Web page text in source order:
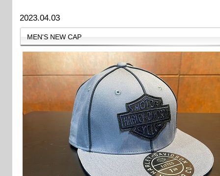
2023.04.03
MEN'S NEW CAP